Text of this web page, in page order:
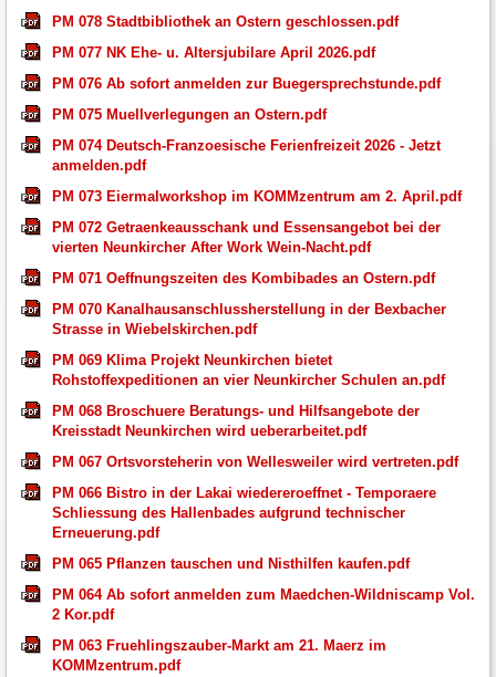
PM 078 Stadtbibliothek an Ostern geschlossen.pdf
PM 077 NK Ehe- u. Altersjubilare April 2026.pdf
PM 076 Ab sofort anmelden zur Buegersprechstunde.pdf
PM 075 Muellverlegungen an Ostern.pdf
PM 074 Deutsch-Franzoesische Ferienfreizeit 2026 - Jetzt
anmelden.pdf
PM 073 Eiermalworkshop im KOMMzentrum am 2. April.pdf
PM 072 Getraenkeausschank und Essensangebot bei der
vierten Neunkircher After Work Wein-Nacht.pdf
PM 071 Oeffnungszeiten des Kombibades an Ostern.pdf
PM 070 Kanalhausanschlussherstellung in der Bexbacher
Strasse in Wiebelskirchen.pdf
PM 069 Klima Projekt Neunkirchen bietet
Rohstoffexpeditionen an vier Neunkircher Schulen an.pdf
PM 068 Broschuere Beratungs- und Hilfsangebote der
Kreisstadt Neunkirchen wird ueberarbeitet.pdf
PM 067 Ortsvorsteherin von Wellesweiler wird vertreten.pdf
PM 066 Bistro in der Lakai wiedereroeffnet - Temporaere
Schliessung des Hallenbades aufgrund technischer
Erneuerung.pdf
PM 065 Pflanzen tauschen und Nisthilfen kaufen.pdf
PM 064 Ab sofort anmelden zum Maedchen-Wildniscamp Vol.
2 Kor.pdf
PM 063 Fruehlingszauber-Markt am 21. Maerz im
KOMMzentrum.pdf